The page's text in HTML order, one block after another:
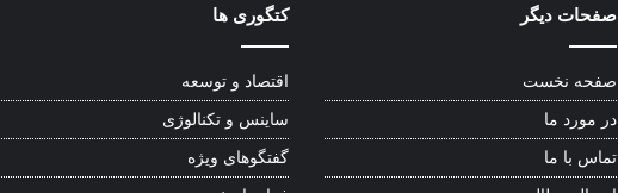
صفحات دیگر
صفحه نخست
در مورد ما
تماس با ما
کتگوری ها
اقتصاد و توسعه
ساینس و تکنالوژی
گفتگوهای ویژه